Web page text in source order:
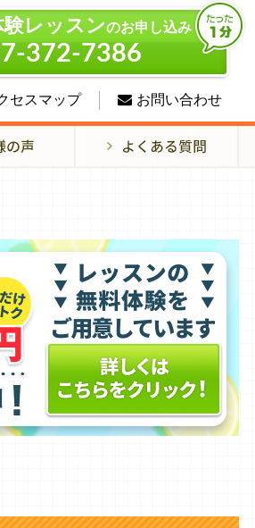
験レッスンのお申し込み
372-7386
セスマップ お問い合わせ